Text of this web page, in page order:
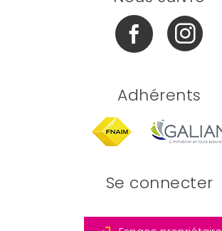
Adhérents
Se connecter